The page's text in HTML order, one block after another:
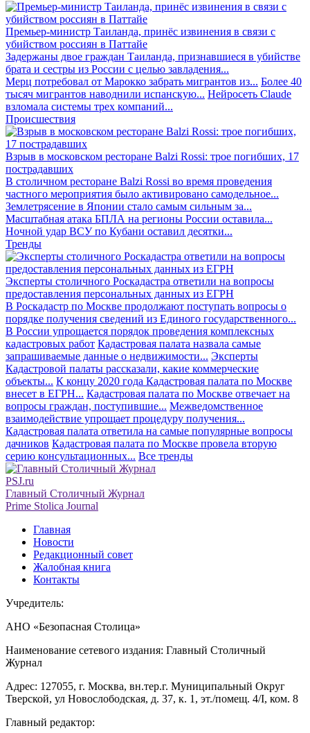
Премьер-министр Таиланда, принёс извинения в связи с
убийством россиян в Паттайе
Задержаны двое граждан Таиланда, признавшиеся в убийстве
брата и сестры из России с целью завладения...
Мерц потребовал от Марокко забрать мигрантов из... Более 40
тысяч мигрантов наводнили испанскую... Нейросеть Claude
взломала системы трех компаний...
Происшествия
Взрыв в московском ресторане Balzi Rossi: трое погибших, 17
пострадавших
В столичном ресторане Balzi Rossi во время проведения
частного мероприятия было активировано самодельное...
Землетрясение в Японии стало самым сильным за...
Масштабная атака БПЛА на регионы России оставила...
Ночной удар ВСУ по Кубани оставил десятки...
Тренды
Эксперты столичного Роскадастра ответили на вопросы
предоставления персональных данных из ЕГРН
В Роскадастр по Москве продолжают поступать вопросы о
порядке получения сведений из Единого государственного...
В России упрощается порядок проведения комплексных
кадастровых работ Кадастровая палата назвала самые
запрашиваемые данные о недвижимости... Эксперты
Кадастровой палаты рассказали, какие коммерческие
объекты... К концу 2020 года Кадастровая палата по Москве
внесет в ЕГРН... Кадастровая палата по Москве отвечает на
вопросы граждан, поступившие... Межведомственное
взаимодействие упрощает процедуру получения...
Кадастровая палата ответила на самые популярные вопросы
дачников Кадастровая палата по Москве провела вторую
серию консультационных... Все тренды
PSJ.ru
Главный Столичный Журнал
Prime Stolica Journal
Главная
Новости
Редакционный совет
Жалобная книга
Контакты
Учредитель:
АНО «Безопасная Столица»
Наименование сетевого издания: Главный Столичный
Журнал
Адрес: 127055, г. Москва, вн.тер.г. Муниципальный Округ
Тверской, ул Новослободская, д. 37, к. 1, эт./помещ. 4/I, ком. 8
Главный редактор: